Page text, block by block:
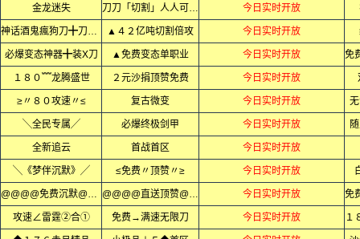
金龙迷失 刀刀「切割」人人可通关 今日实时开放
神话酒鬼瘋狗刀╋刀刀变态 ▲４２亿吨切割倍攻 今日实时开放
必爆变态神器╋装X刀 ▲免费变态单职业 今日实时开放
１８０﹌龙腾盛世 ２元沙捐顶赞免费 今日实时开放
≥〃８０攻速〃≤ 复古微变 今日实时开放
╲全民专属╱ 必爆终极剑甲 今日实时开放
全新追云 首战首区 今日实时开放
╲《梦伴沉默》╱ ≤免费〃顶赞〃≥ 今日实时开放
@@@@免费沉默@@@@ @@@@直送顶赞@@@@ 今日实时开放
攻速∠雷霆②合① 免费→满速无限刀 今日实时开放